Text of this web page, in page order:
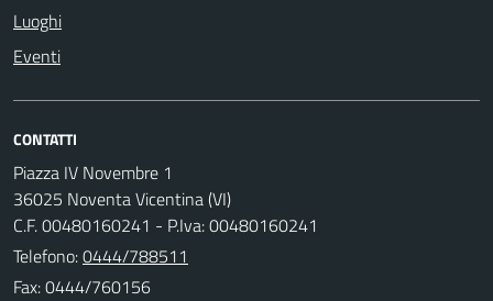
Luoghi
Eventi
CONTATTI
Piazza IV Novembre 1
36025 Noventa Vicentina (VI)
C.F. 00480160241 - P.Iva: 00480160241
Telefono:0444/788511
Fax: 0444/760156